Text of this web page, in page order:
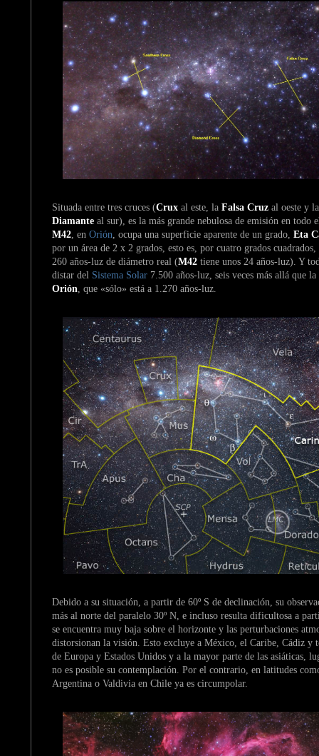
Situada entre tres cruces (Crux al este, la Falsa Cruz al oeste y
Diamante al sur), es la más grande nebulosa de emisión en todo
M42 , en Orión , ocupa una superficie aparente de un grado, Eta
por un área de 2 x 2 grados, esto es, por cuatro grados cuadrados,
260 años-luz de diámetro real (M42 tiene unos 24 años-luz). Y
distar del Sistema Solar 7.500 años-luz, seis veces más allá que la
Orión , que «sólo» está a 1.270 años-luz.
Debido a su situación, a partir de 60º S de declinación, su
más al norte del paralelo 30º N, e incluso resulta dificultosa a
se encuentra muy baja sobre el horizonte y las perturbaciones
distorsionan la visión. Esto excluye a México, el Caribe, Cádiz y
de Europa y Estados Unidos y a la mayor parte de las asiáticas,
no es posible su contemplación. Por el contrario, en latitudes
Argentina o Valdivia en Chile ya es circumpolar.